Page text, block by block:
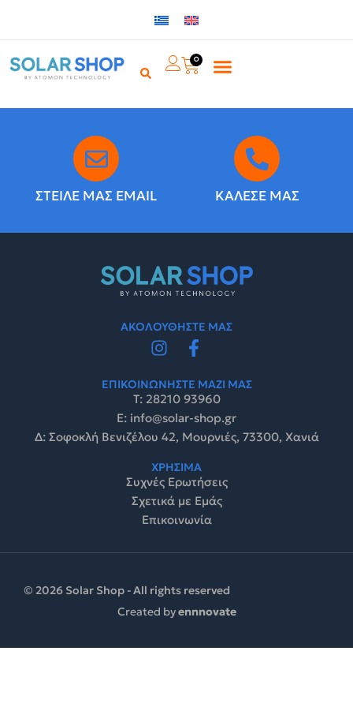
0
ΣΤΕΙΛΕ ΜΑΣ EMAIL ΚΑΛΕΣΕ ΜΑΣ
ΑΚΟΛΟΥΘΗΣΤΕ ΜΑΣ
ΕΠΙΚΟΙΝΩΝΗΣΤΕ ΜΑΖΙ ΜΑΣ
Τ: 28210 93960
E: info@solar-shop.gr
Δ: Σοφοκλή Βενιζέλου 42, Μουρνιές, 73300, Χανιά
ΧΡΗΣΙΜΑ
Συχνές Ερωτήσεις
Σχετικά με Εμάς
Επικοινωνία
© 2026 Solar Shop - All rights reserved
Created byennnovate